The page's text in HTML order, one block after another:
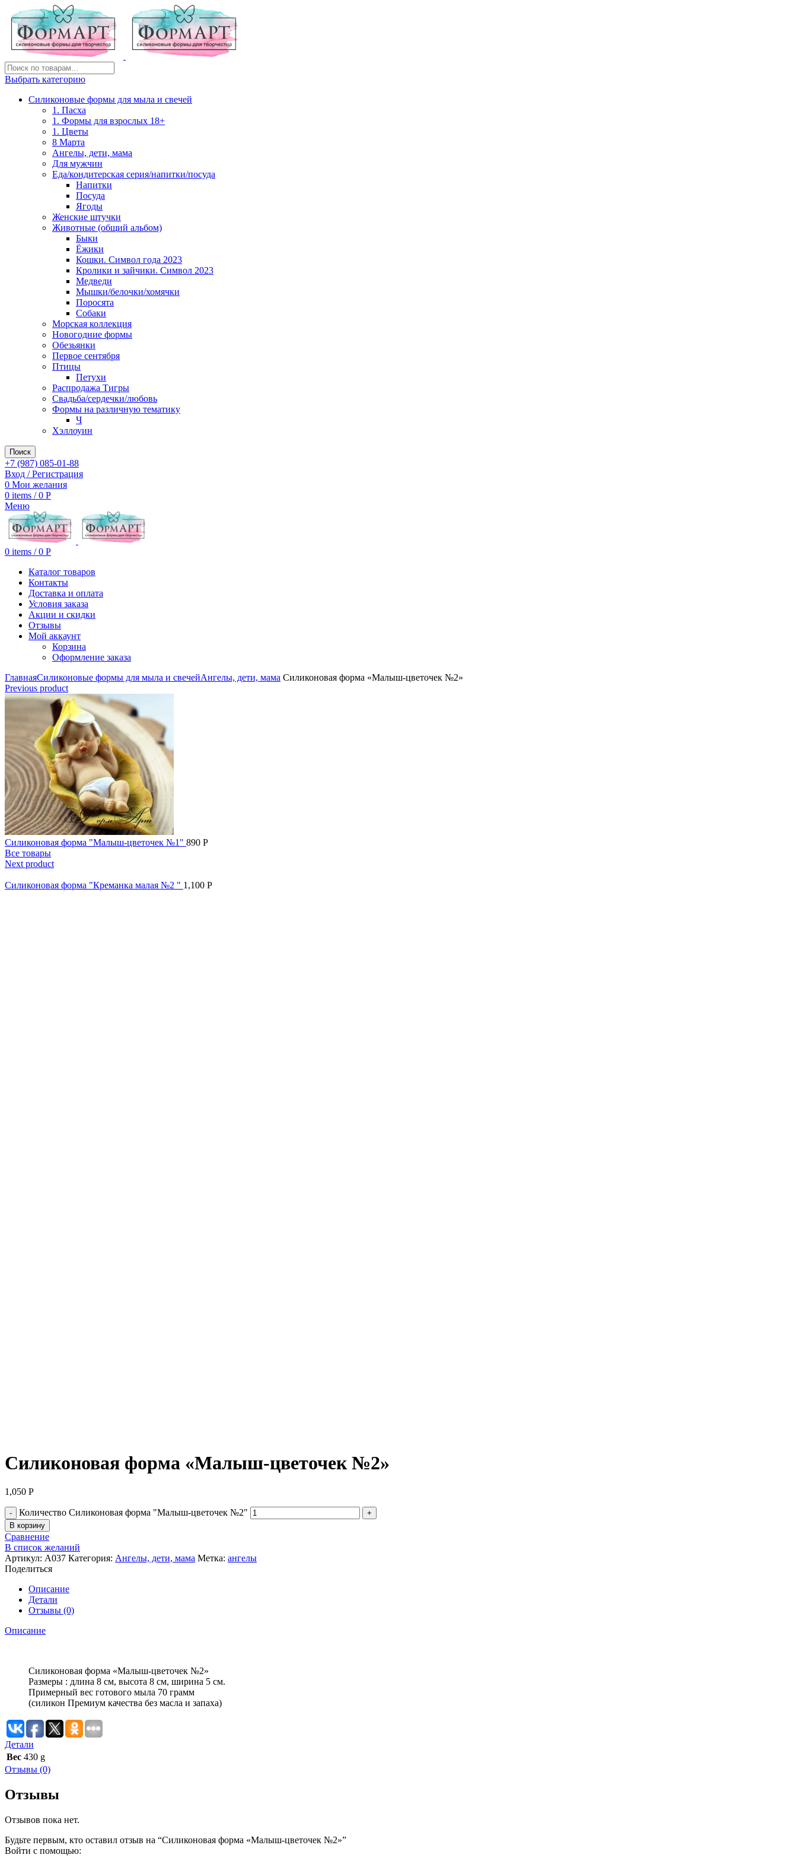
Выбрать категорию
Силиконовые формы для мыла и свечей
1. Пасха
1. Формы для взрослых 18+
1. Цветы
8 Марта
Ангелы, дети, мама
Для мужчин
Еда/кондитерская серия/напитки/посуда
Напитки
Посуда
Ягоды
Женские штучки
Животные (общий альбом)
Быки
Ёжики
Кошки. Символ года 2023
Кролики и зайчики. Символ 2023
Медведи
Мышки/белочки/хомячки
Поросята
Собаки
Морская коллекция
Новогодние формы
Обезьянки
Первое сентября
Птицы
Петухи
Распродажа Тигры
Свадьба/сердечки/любовь
Формы на различную тематику
Ч
Хэллоуин
Поиск
+7 (987) 085-01-88
Вход / Регистрация
0 Мои желания
0 items / 0 Р
Меню
0 items / 0 Р
Каталог товаров
Контакты
Доставка и оплата
Условия заказа
Акции и скидки
Отзывы
Мой аккаунт
Корзина
Оформление заказа
ГлавнаяСиликоновые формы для мыла и свечейАнгелы, дети, мама Силиконовая форма «Малыш-цветочек №2»
Previous product
Силиконовая форма "Малыш-цветочек №1" 890 Р
Все товары
Next product
Силиконовая форма "Креманка малая №2 " 1,100 Р
Силиконовая форма «Малыш-цветочек №2»
1,050 Р
Количество Силиконовая форма "Малыш-цветочек №2"
В корзину
Сравнение
В список желаний
Артикул: А037 Категория: Ангелы, дети, мама Метка: ангелы
Поделиться
Описание
Детали
Отзывы (0)
Описание
Силиконовая форма «Малыш-цветочек №2»
Размеры : длина 8 см, высота 8 см, ширина 5 см.
Примерный вес готового мыла 70 грамм
(силикон Премиум качества без масла и запаха)
Детали
Вес 430 g
Отзывы (0)
Отзывы
Отзывов пока нет.
Будьте первым, кто оставил отзыв на “Силиконовая форма «Малыш-цветочек №2»”
Войти с помощью: